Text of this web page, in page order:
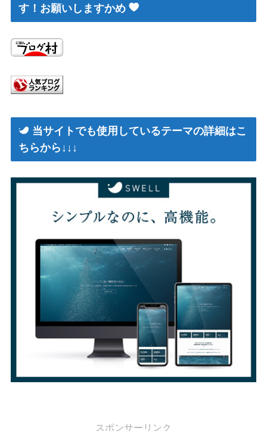
す！お願いしますかめ
当サイトでも使用しているテーマの詳細はこ
ちらから↓↓↓
スポンサーリンク